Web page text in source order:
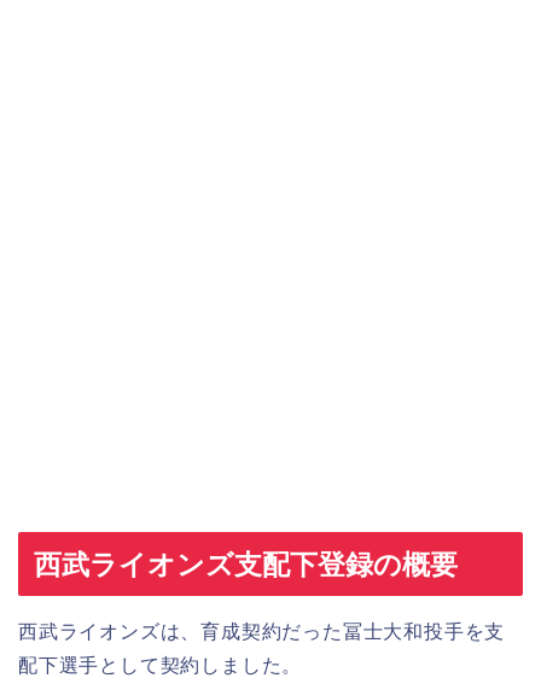
西武ライオンズ支配下登録の概要
西武ライオンズは、育成契約だった冨士大和投手を支
配下選手として契約しました。